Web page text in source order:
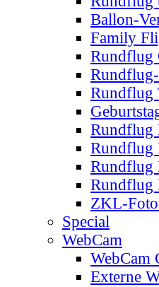
Ballon-
Family
Rundflug
Rundflug
Rundflug
Rundflug
Rundflug
Rundflug
ZKL-
Special
WebCam
WebCam
Externe